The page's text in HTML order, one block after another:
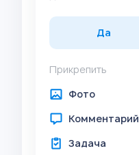
Да
Прикрепить
Фото
Комментарий
Задача